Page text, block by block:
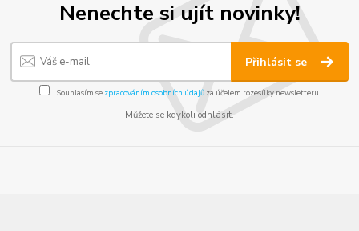
Nenechte si ujít novinky!
Přihlásit se
Souhlasím se zpracováním osobních údajůza účelem rozesílky newsletteru.
Můžete se kdykoli odhlásit.